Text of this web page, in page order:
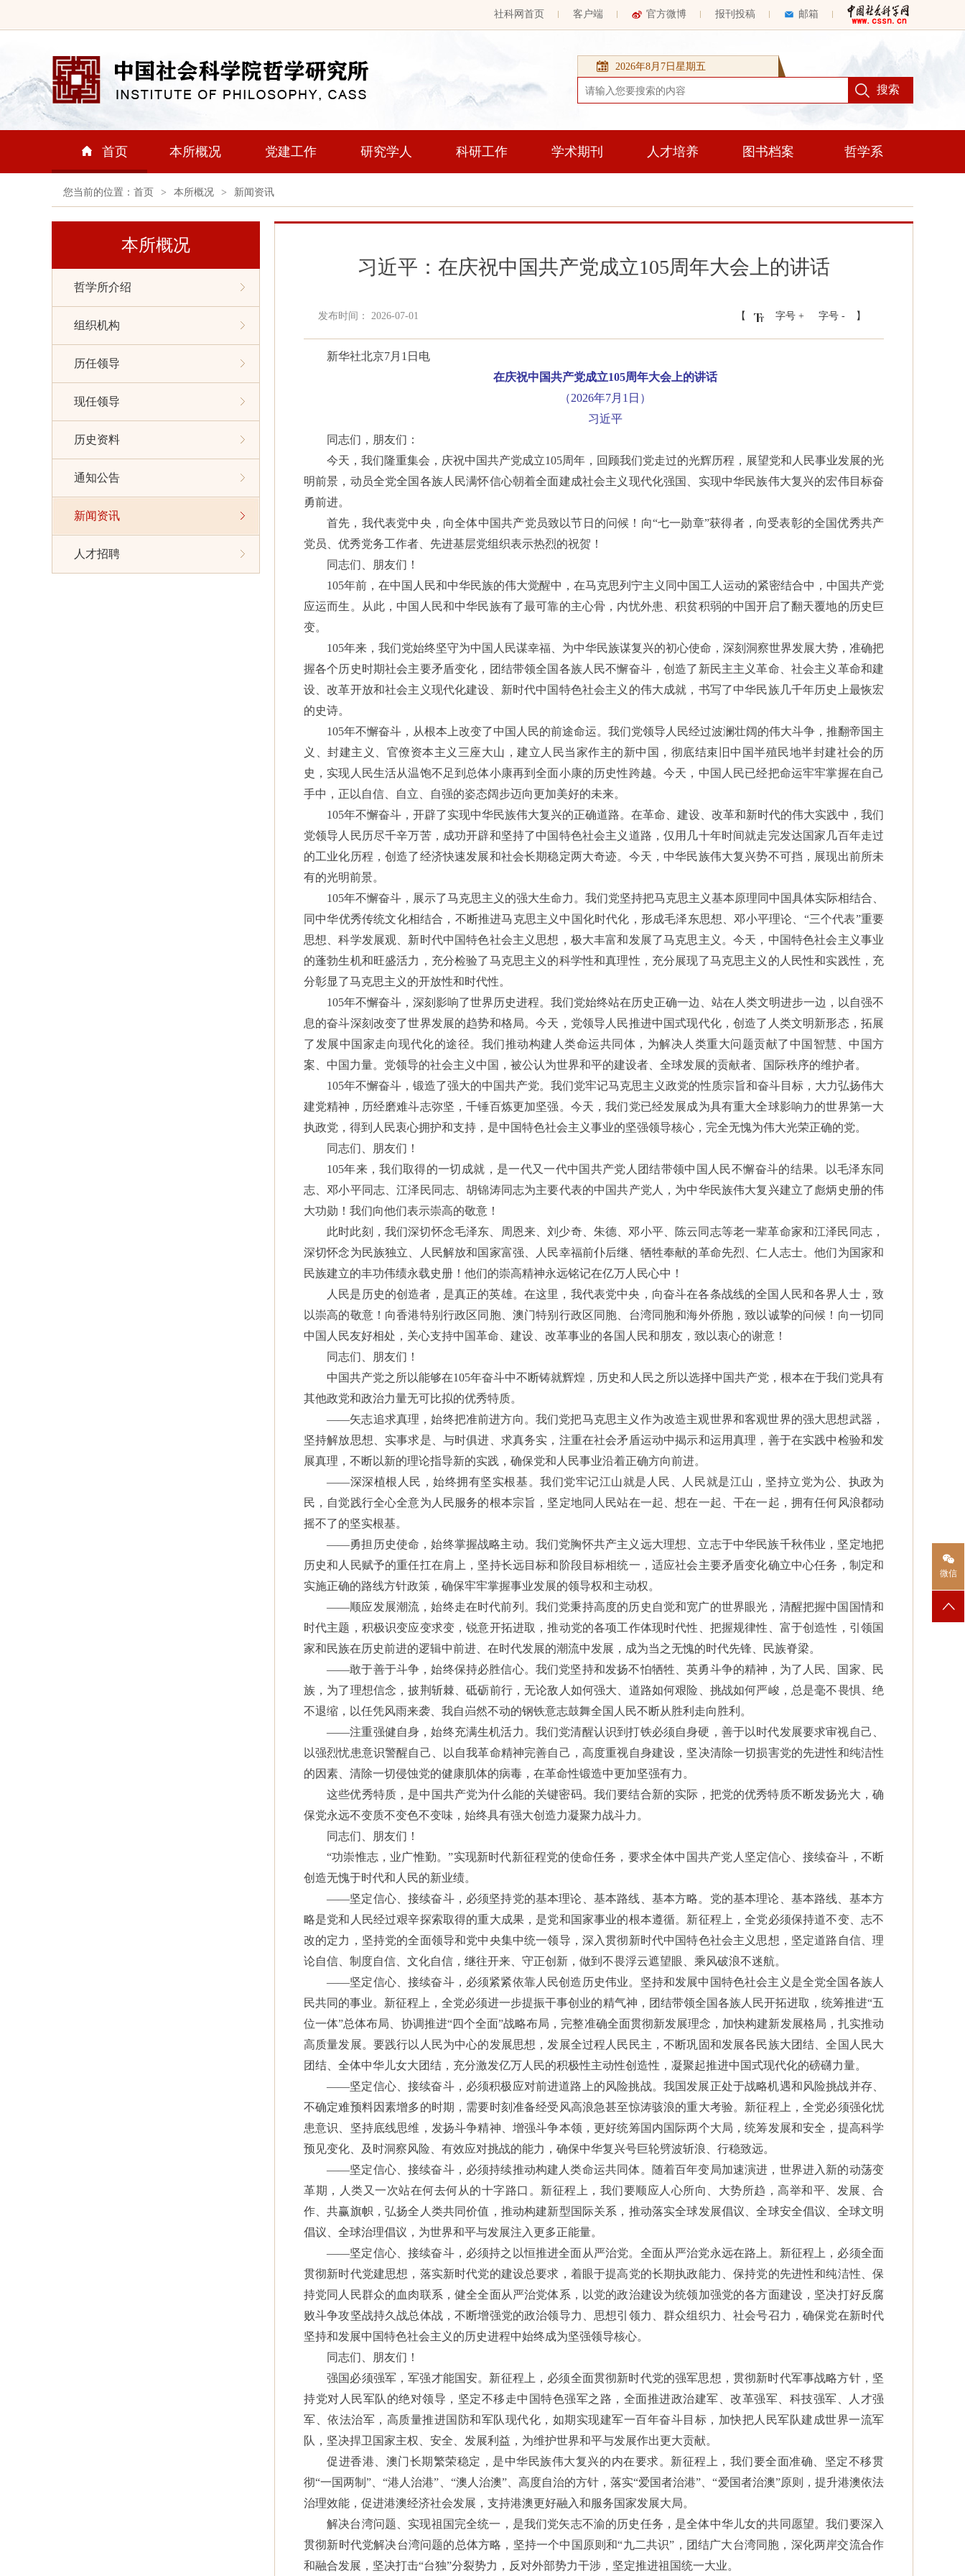
社科网首页 客户端 官方微博 报刊投稿 邮箱
2026年8月7日星期五
首页 本所概况 党建工作 研究学人 科研工作 学术期刊 人才培养 图书档案 哲学系
您当前的位置： 首页 > 本所概况 > 新闻资讯
本所概况
哲学所介绍
组织机构
历任领导
现任领导
历史资料
通知公告
新闻资讯
人才招聘
习近平：在庆祝中国共产党成立105周年大会上的讲话
发布时间： 2026-07-01 【 字号 + 字号 - 】
新华社北京7月1日电
在庆祝中国共产党成立105周年大会上的讲话
（2026年7月1日）
习近平
同志们，朋友们：
今天，我们隆重集会，庆祝中国共产党成立105周年，回顾我们党走过的光辉历程，展望党和人民事业发展的光
明前景，动员全党全国各族人民满怀信心朝着全面建成社会主义现代化强国、实现中华民族伟大复兴的宏伟目标奋
勇前进。
首先，我代表党中央，向全体中国共产党员致以节日的问候！向“七一勋章”获得者，向受表彰的全国优秀共产
党员、优秀党务工作者、先进基层党组织表示热烈的祝贺！
同志们、朋友们！
105年前，在中国人民和中华民族的伟大觉醒中，在马克思列宁主义同中国工人运动的紧密结合中，中国共产党
应运而生。从此，中国人民和中华民族有了最可靠的主心骨，内忧外患、积贫积弱的中国开启了翻天覆地的历史巨
变。
105年来，我们党始终坚守为中国人民谋幸福、为中华民族谋复兴的初心使命，深刻洞察世界发展大势，准确把
握各个历史时期社会主要矛盾变化，团结带领全国各族人民不懈奋斗，创造了新民主主义革命、社会主义革命和建
设、改革开放和社会主义现代化建设、新时代中国特色社会主义的伟大成就，书写了中华民族几千年历史上最恢宏
的史诗。
105年不懈奋斗，从根本上改变了中国人民的前途命运。我们党领导人民经过波澜壮阔的伟大斗争，推翻帝国主
义、封建主义、官僚资本主义三座大山，建立人民当家作主的新中国，彻底结束旧中国半殖民地半封建社会的历
史，实现人民生活从温饱不足到总体小康再到全面小康的历史性跨越。今天，中国人民已经把命运牢牢掌握在自己
手中，正以自信、自立、自强的姿态阔步迈向更加美好的未来。
105年不懈奋斗，开辟了实现中华民族伟大复兴的正确道路。在革命、建设、改革和新时代的伟大实践中，我们
党领导人民历尽千辛万苦，成功开辟和坚持了中国特色社会主义道路，仅用几十年时间就走完发达国家几百年走过
的工业化历程，创造了经济快速发展和社会长期稳定两大奇迹。今天，中华民族伟大复兴势不可挡，展现出前所未
有的光明前景。
105年不懈奋斗，展示了马克思主义的强大生命力。我们党坚持把马克思主义基本原理同中国具体实际相结合、
同中华优秀传统文化相结合，不断推进马克思主义中国化时代化，形成毛泽东思想、邓小平理论、“三个代表”重要
思想、科学发展观、新时代中国特色社会主义思想，极大丰富和发展了马克思主义。今天，中国特色社会主义事业
的蓬勃生机和旺盛活力，充分检验了马克思主义的科学性和真理性，充分展现了马克思主义的人民性和实践性，充
分彰显了马克思主义的开放性和时代性。
105年不懈奋斗，深刻影响了世界历史进程。我们党始终站在历史正确一边、站在人类文明进步一边，以自强不
息的奋斗深刻改变了世界发展的趋势和格局。今天，党领导人民推进中国式现代化，创造了人类文明新形态，拓展
了发展中国家走向现代化的途径。我们推动构建人类命运共同体，为解决人类重大问题贡献了中国智慧、中国方
案、中国力量。党领导的社会主义中国，被公认为世界和平的建设者、全球发展的贡献者、国际秩序的维护者。
105年不懈奋斗，锻造了强大的中国共产党。我们党牢记马克思主义政党的性质宗旨和奋斗目标，大力弘扬伟大
建党精神，历经磨难斗志弥坚，千锤百炼更加坚强。今天，我们党已经发展成为具有重大全球影响力的世界第一大
执政党，得到人民衷心拥护和支持，是中国特色社会主义事业的坚强领导核心，完全无愧为伟大光荣正确的党。
同志们、朋友们！
105年来，我们取得的一切成就，是一代又一代中国共产党人团结带领中国人民不懈奋斗的结果。以毛泽东同
志、邓小平同志、江泽民同志、胡锦涛同志为主要代表的中国共产党人，为中华民族伟大复兴建立了彪炳史册的伟
大功勋！我们向他们表示崇高的敬意！
此时此刻，我们深切怀念毛泽东、周恩来、刘少奇、朱德、邓小平、陈云同志等老一辈革命家和江泽民同志，
深切怀念为民族独立、人民解放和国家富强、人民幸福前仆后继、牺牲奉献的革命先烈、仁人志士。他们为国家和
民族建立的丰功伟绩永载史册！他们的崇高精神永远铭记在亿万人民心中！
人民是历史的创造者，是真正的英雄。在这里，我代表党中央，向奋斗在各条战线的全国人民和各界人士，致
以崇高的敬意！向香港特别行政区同胞、澳门特别行政区同胞、台湾同胞和海外侨胞，致以诚挚的问候！向一切同
中国人民友好相处，关心支持中国革命、建设、改革事业的各国人民和朋友，致以衷心的谢意！
同志们、朋友们！
中国共产党之所以能够在105年奋斗中不断铸就辉煌，历史和人民之所以选择中国共产党，根本在于我们党具有
其他政党和政治力量无可比拟的优秀特质。
——矢志追求真理，始终把准前进方向。我们党把马克思主义作为改造主观世界和客观世界的强大思想武器，
坚持解放思想、实事求是、与时俱进、求真务实，注重在社会矛盾运动中揭示和运用真理，善于在实践中检验和发
展真理，不断以新的理论指导新的实践，确保党和人民事业沿着正确方向前进。
——深深植根人民，始终拥有坚实根基。我们党牢记江山就是人民、人民就是江山，坚持立党为公、执政为
民，自觉践行全心全意为人民服务的根本宗旨，坚定地同人民站在一起、想在一起、干在一起，拥有任何风浪都动
摇不了的坚实根基。
——勇担历史使命，始终掌握战略主动。我们党胸怀共产主义远大理想、立志于中华民族千秋伟业，坚定地把
历史和人民赋予的重任扛在肩上，坚持长远目标和阶段目标相统一，适应社会主要矛盾变化确立中心任务，制定和
实施正确的路线方针政策，确保牢牢掌握事业发展的领导权和主动权。
——顺应发展潮流，始终走在时代前列。我们党秉持高度的历史自觉和宽广的世界眼光，清醒把握中国国情和
时代主题，积极识变应变求变，锐意开拓进取，推动党的各项工作体现时代性、把握规律性、富于创造性，引领国
家和民族在历史前进的逻辑中前进、在时代发展的潮流中发展，成为当之无愧的时代先锋、民族脊梁。
——敢于善于斗争，始终保持必胜信心。我们党坚持和发扬不怕牺牲、英勇斗争的精神，为了人民、国家、民
族，为了理想信念，披荆斩棘、砥砺前行，无论敌人如何强大、道路如何艰险、挑战如何严峻，总是毫不畏惧、绝
不退缩，以任凭风雨来袭、我自岿然不动的钢铁意志鼓舞全国人民不断从胜利走向胜利。
——注重强健自身，始终充满生机活力。我们党清醒认识到打铁必须自身硬，善于以时代发展要求审视自己、
以强烈忧患意识警醒自己、以自我革命精神完善自己，高度重视自身建设，坚决清除一切损害党的先进性和纯洁性
的因素、清除一切侵蚀党的健康肌体的病毒，在革命性锻造中更加坚强有力。
这些优秀特质，是中国共产党为什么能的关键密码。我们要结合新的实际，把党的优秀特质不断发扬光大，确
保党永远不变质不变色不变味，始终具有强大创造力凝聚力战斗力。
同志们、朋友们！
“功崇惟志，业广惟勤。”实现新时代新征程党的使命任务，要求全体中国共产党人坚定信心、接续奋斗，不断
创造无愧于时代和人民的新业绩。
——坚定信心、接续奋斗，必须坚持党的基本理论、基本路线、基本方略。党的基本理论、基本路线、基本方
略是党和人民经过艰辛探索取得的重大成果，是党和国家事业的根本遵循。新征程上，全党必须保持道不变、志不
改的定力，坚持党的全面领导和党中央集中统一领导，深入贯彻新时代中国特色社会主义思想，坚定道路自信、理
论自信、制度自信、文化自信，继往开来、守正创新，做到不畏浮云遮望眼、乘风破浪不迷航。
——坚定信心、接续奋斗，必须紧紧依靠人民创造历史伟业。坚持和发展中国特色社会主义是全党全国各族人
民共同的事业。新征程上，全党必须进一步提振干事创业的精气神，团结带领全国各族人民开拓进取，统筹推进“五
位一体”总体布局、协调推进“四个全面”战略布局，完整准确全面贯彻新发展理念，加快构建新发展格局，扎实推动
高质量发展。要践行以人民为中心的发展思想，发展全过程人民民主，不断巩固和发展各民族大团结、全国人民大
团结、全体中华儿女大团结，充分激发亿万人民的积极性主动性创造性，凝聚起推进中国式现代化的磅礴力量。
——坚定信心、接续奋斗，必须积极应对前进道路上的风险挑战。我国发展正处于战略机遇和风险挑战并存、
不确定难预料因素增多的时期，需要时刻准备经受风高浪急甚至惊涛骇浪的重大考验。新征程上，全党必须强化忧
患意识、坚持底线思维，发扬斗争精神、增强斗争本领，更好统筹国内国际两个大局，统筹发展和安全，提高科学
预见变化、及时洞察风险、有效应对挑战的能力，确保中华复兴号巨轮劈波斩浪、行稳致远。
——坚定信心、接续奋斗，必须持续推动构建人类命运共同体。随着百年变局加速演进，世界进入新的动荡变
革期，人类又一次站在何去何从的十字路口。新征程上，我们要顺应人心所向、大势所趋，高举和平、发展、合
作、共赢旗帜，弘扬全人类共同价值，推动构建新型国际关系，推动落实全球发展倡议、全球安全倡议、全球文明
倡议、全球治理倡议，为世界和平与发展注入更多正能量。
——坚定信心、接续奋斗，必须持之以恒推进全面从严治党。全面从严治党永远在路上。新征程上，必须全面
贯彻新时代党建思想，落实新时代党的建设总要求，着眼于提高党的长期执政能力、保持党的先进性和纯洁性、保
持党同人民群众的血肉联系，健全全面从严治党体系，以党的政治建设为统领加强党的各方面建设，坚决打好反腐
败斗争攻坚战持久战总体战，不断增强党的政治领导力、思想引领力、群众组织力、社会号召力，确保党在新时代
坚持和发展中国特色社会主义的历史进程中始终成为坚强领导核心。
同志们、朋友们！
强国必须强军，军强才能国安。新征程上，必须全面贯彻新时代党的强军思想，贯彻新时代军事战略方针，坚
持党对人民军队的绝对领导，坚定不移走中国特色强军之路，全面推进政治建军、改革强军、科技强军、人才强
军、依法治军，高质量推进国防和军队现代化，如期实现建军一百年奋斗目标，加快把人民军队建成世界一流军
队，坚决捍卫国家主权、安全、发展利益，为维护世界和平与发展作出更大贡献。
促进香港、澳门长期繁荣稳定，是中华民族伟大复兴的内在要求。新征程上，我们要全面准确、坚定不移贯
彻“一国两制”、“港人治港”、“澳人治澳”、高度自治的方针，落实“爱国者治港”、“爱国者治澳”原则，提升港澳依法
治理效能，促进港澳经济社会发展，支持港澳更好融入和服务国家发展大局。
解决台湾问题、实现祖国完全统一，是我们党矢志不渝的历史任务，是全体中华儿女的共同愿望。我们要深入
贯彻新时代党解决台湾问题的总体方略，坚持一个中国原则和“九二共识”，团结广大台湾同胞，深化两岸交流合作
和融合发展，坚决打击“台独”分裂势力，反对外部势力干涉，坚定推进祖国统一大业。
微信